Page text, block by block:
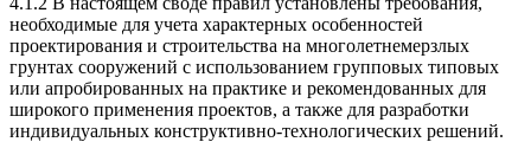
необходимые для учета характерных особенностей
проектирования и строительства на многолетнемерзлых
грунтах сооружений с использованием групповых типовых
или апробированных на практике и рекомендованных для
широкого применения проектов, а также для разработки
индивидуальных конструктивно-технологических решений.